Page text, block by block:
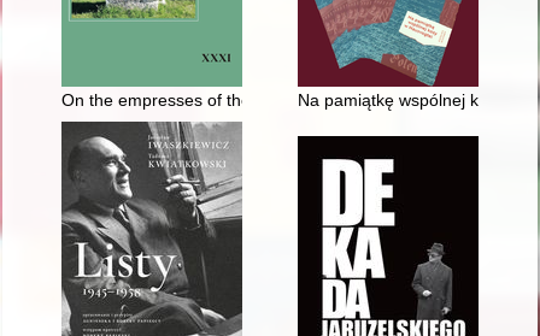
On the empresses of the latin empire (1204-1261). Cz. (5),
Na pamiątkę wspólnej kozy w